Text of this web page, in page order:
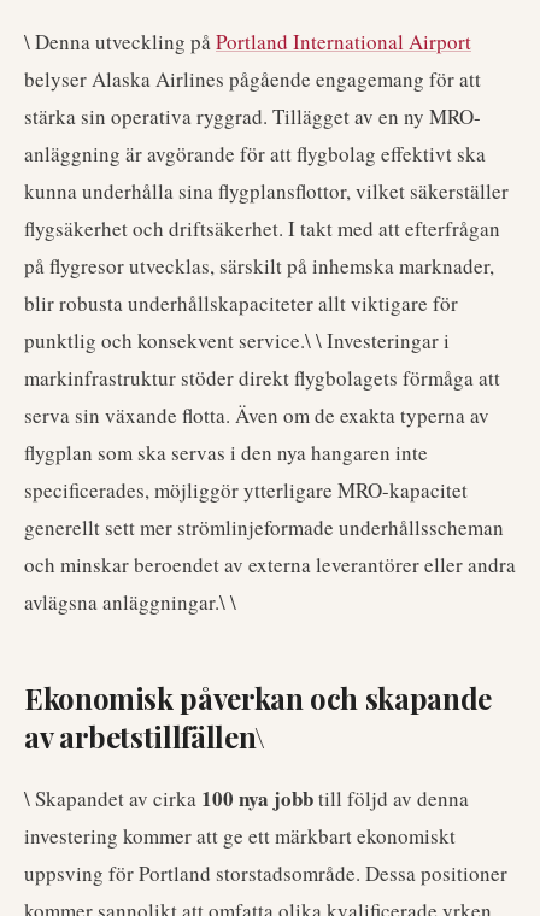
\ Denna utveckling påPortland International Airport
belyser Alaska Airlines pågående engagemang för att
stärka sin operativa ryggrad. Tillägget av en ny MRO-
anläggning är avgörande för att flygbolag effektivt ska
kunna underhålla sina flygplansflottor, vilket säkerställer
flygsäkerhet och driftsäkerhet. I takt med att efterfrågan
på flygresor utvecklas, särskilt på inhemska marknader,
blir robusta underhållskapaciteter allt viktigare för
punktlig och konsekvent service.\ \ Investeringar i
markinfrastruktur stöder direkt flygbolagets förmåga att
serva sin växande flotta. Även om de exakta typerna av
flygplan som ska servas i den nya hangaren inte
specificerades, möjliggör ytterligare MRO-kapacitet
generellt sett mer strömlinjeformade underhållsscheman
och minskar beroendet av externa leverantörer eller andra
avlägsna anläggningar.\ \
Ekonomisk påverkan och skapande
av arbetstillfällen\
\ Skapandet av cirka 100 nya jobbtill följd av denna
investering kommer att ge ett märkbart ekonomiskt
uppsving för Portland storstadsområde. Dessa positioner